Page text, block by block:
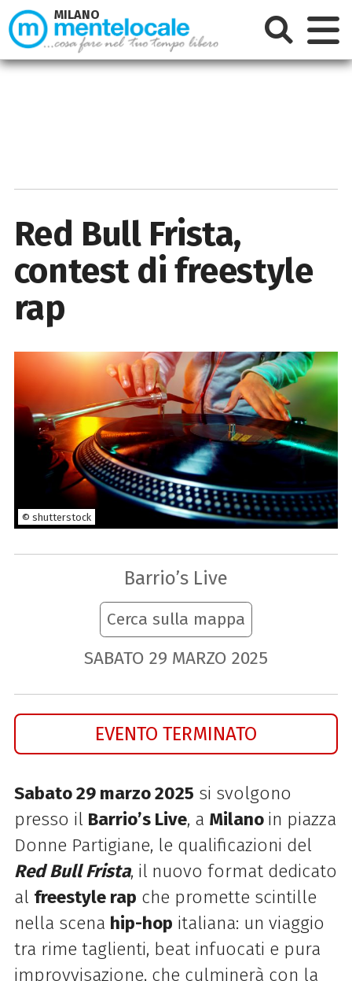
Red Bull Frista,
contest di freestyle
rap
© shutterstock
Barrio’s Live
Cerca sulla mappa
SABATO 29 MARZO 2025
EVENTO TERMINATO
Sabato 29 marzo 2025 si svolgono
presso il Barrio’s Live, a Milano in piazza
Donne Partigiane, le qualificazioni del
Red Bull Frista, il nuovo format dedicato
al freestyle rap che promette scintille
nella scena hip-hop italiana: un viaggio
tra rime taglienti, beat infuocati e pura
improvvisazione, che culminerà con la
MILANO